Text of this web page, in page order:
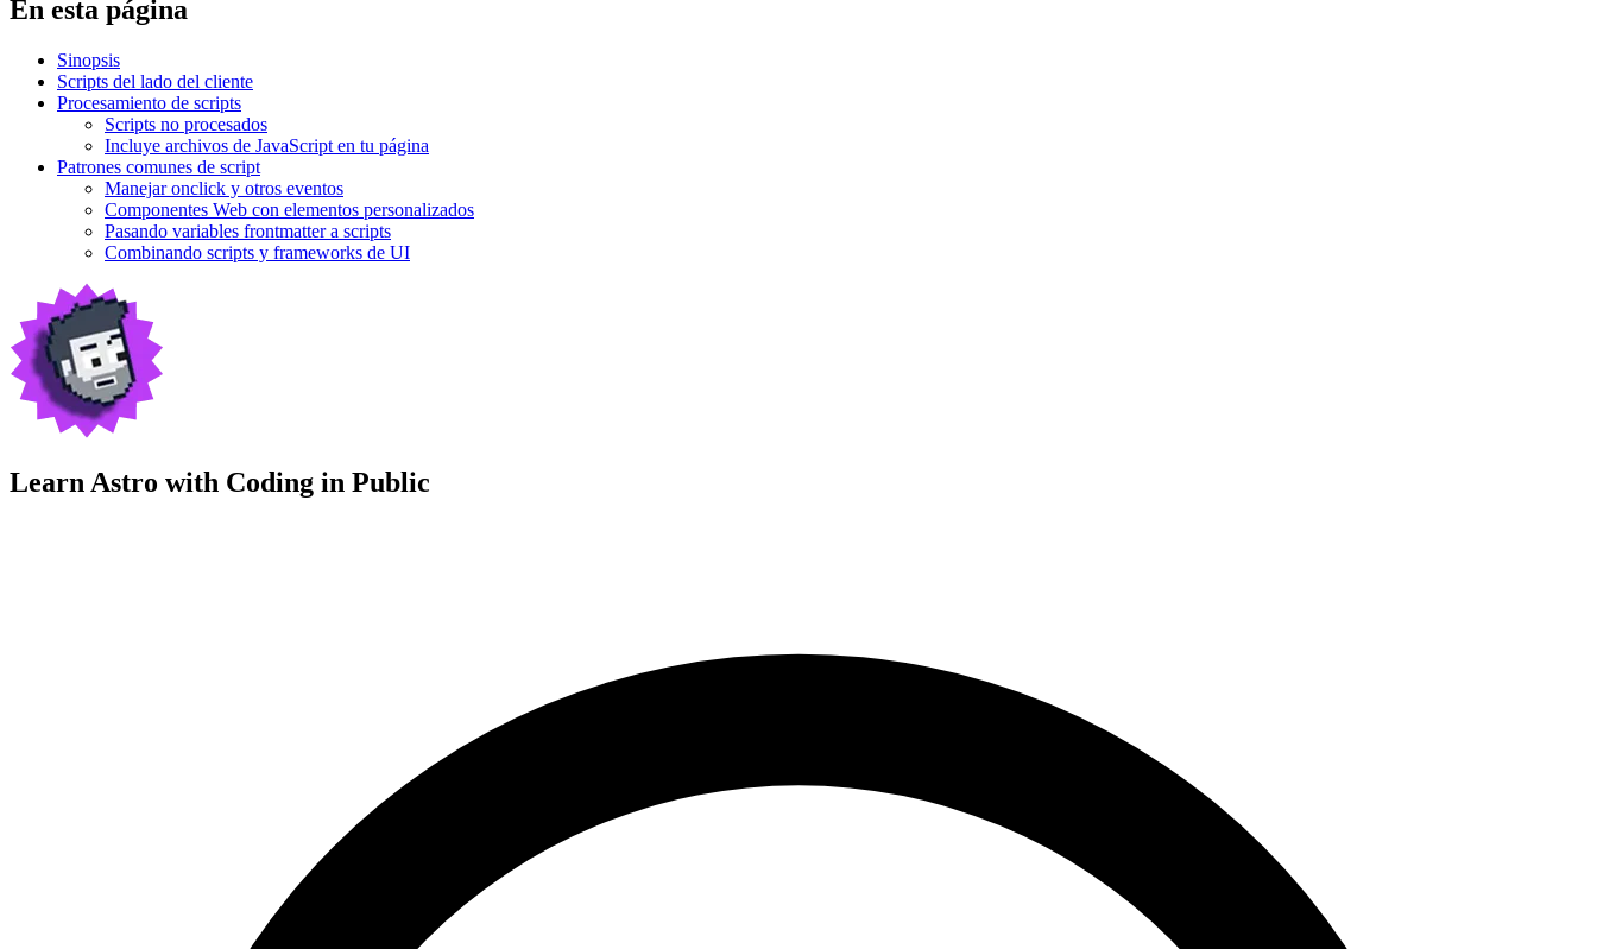
En esta página
Sinopsis
Scripts del lado del cliente
Procesamiento de scripts
Scripts no procesados
Incluye archivos de JavaScript en tu página
Patrones comunes de script
Manejar onclick y otros eventos
Componentes Web con elementos personalizados
Pasando variables frontmatter a scripts
Combinando scripts y frameworks de UI
Learn Astro with Coding in Public